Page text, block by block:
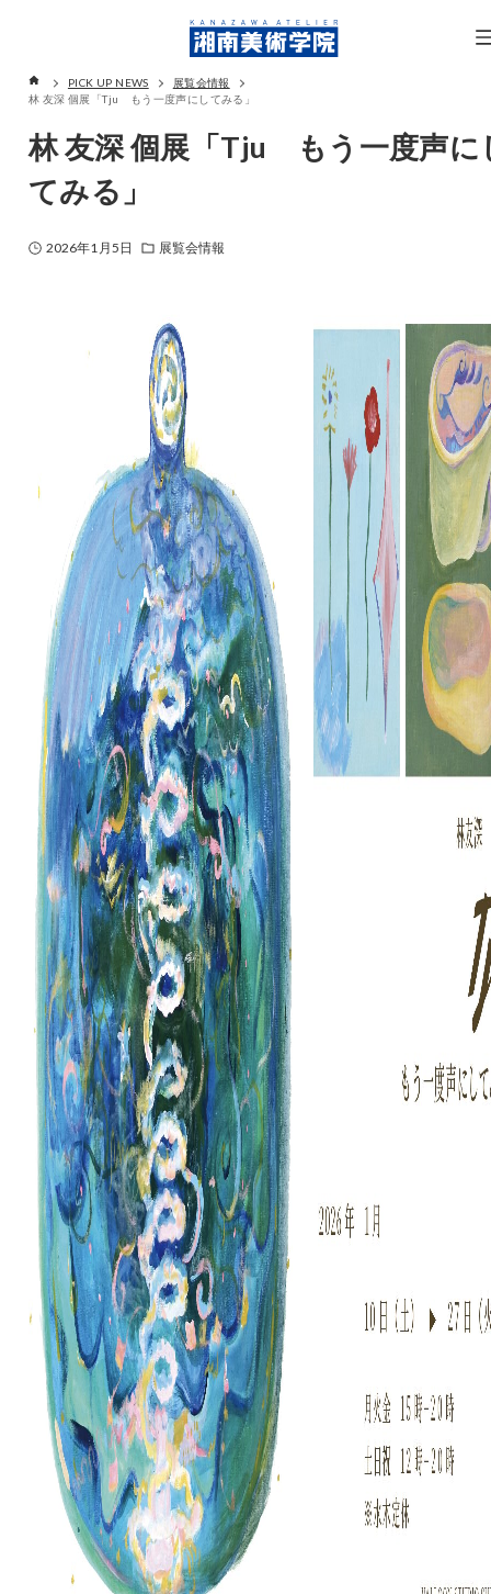
PICK UP NEWS
展覧会情報
林 友深 個展「Tju もう一度声にしてみる」
林 友深 個展「Tju もう一度声に
てみる」
2026年1月5日 展覧会情報